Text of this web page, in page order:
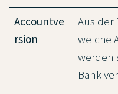
Accountve
rsion
Aus der
welche
werden
Bank